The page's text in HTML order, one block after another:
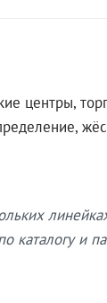
центры,
каталогу и